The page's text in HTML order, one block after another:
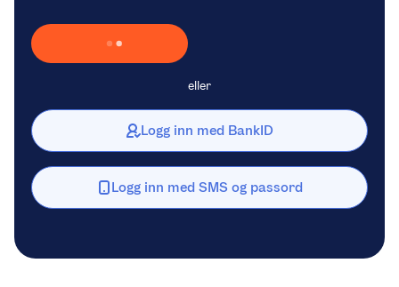
Laster inn Vipps …
eller
Logg inn med BankID
Logg inn med SMS og passord